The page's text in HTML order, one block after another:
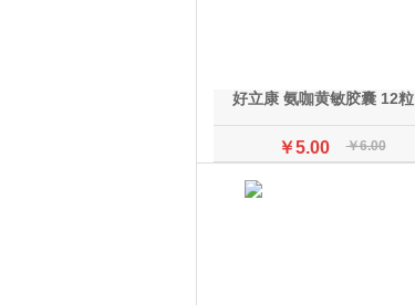
好立康 氨咖黄敏胶囊 12粒
￥5.00 ￥6.00